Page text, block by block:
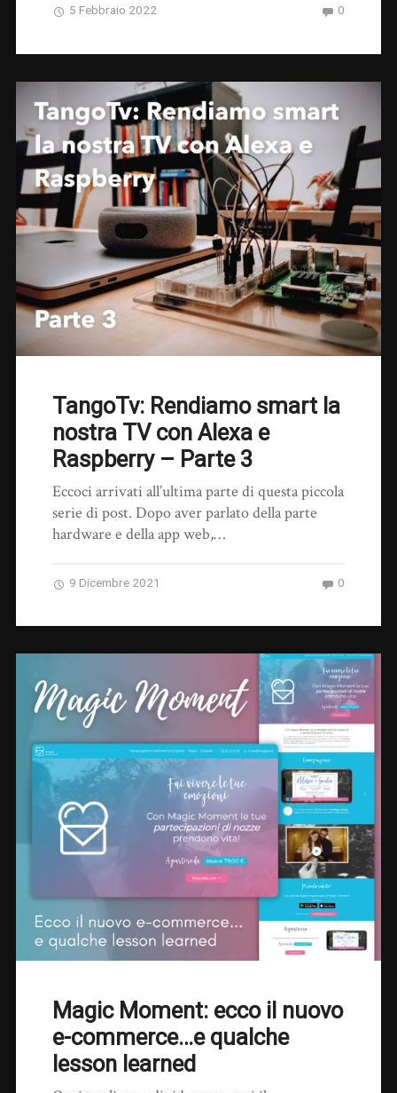
5 Febbraio 2022 0
TangoTv: Rendiamo smart la
nostra TV con Alexa e
Raspberry – Parte 3
Eccoci arrivati all’ultima parte di questa piccola
serie di post. Dopo aver parlato della parte
hardware e della app web,…
9 Dicembre 2021 0
Magic Moment: ecco il nuovo
e-commerce…e qualche
lesson learned